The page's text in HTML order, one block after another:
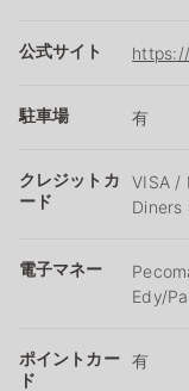
公式サイト
駐車場 有
クレジットカ
ード
VISA /
Diners
電子マネー
Edy/
ポイントカー
ド
有